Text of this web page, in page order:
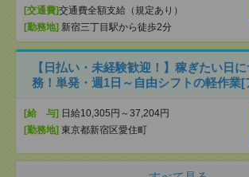
[交通費]交通費全額支給（規定あり）
[勤務地] 新宿三丁目駅から徒歩2分
【日払い・未経験歓迎！】稼ぎたい日
務！単発・週1日～自由シフトの軽作業[
[給 与] 日給10,305円～37,204円
[勤務地] 東京都新宿区愛住町